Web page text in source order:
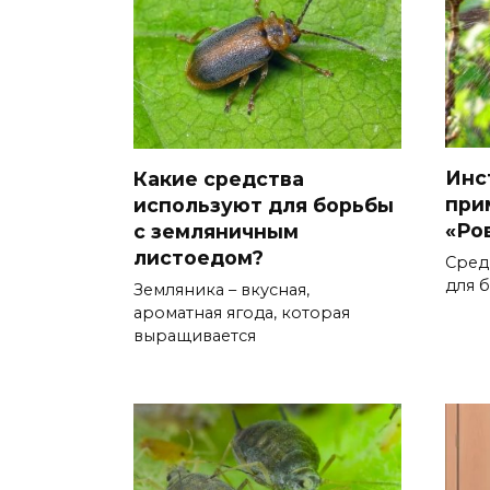
Какие средства
используют для борьбы
с земляничным
листоедом?
Земляника – вкусная,
ароматная ягода, которая
выращивается
для